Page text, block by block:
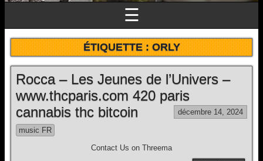
☰
ÉTIQUETTE :ORLY
Rocca – Les Jeunes de l’Univers –
www.thcparis.com 420 paris
cannabis thc bitcoin
décembre 14, 2024
music FR
Contact Us on Threema